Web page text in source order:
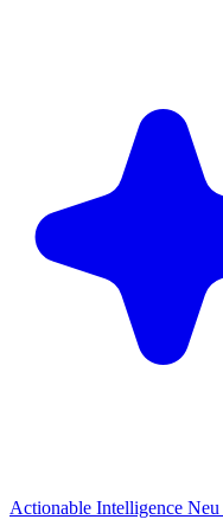
Actionable Intelligence Neu